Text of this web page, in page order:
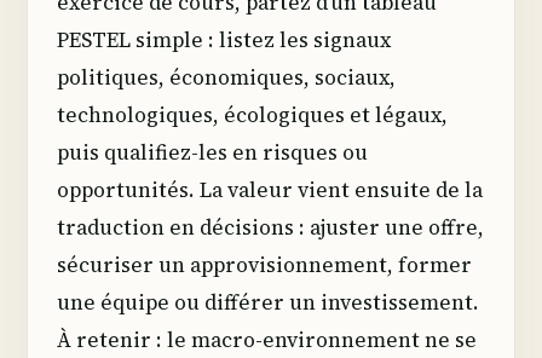
PESTEL simple : listez les signaux
politiques, économiques, sociaux,
technologiques, écologiques et légaux,
puis qualifiez-les en risques ou
opportunités. La valeur vient ensuite de la
traduction en décisions : ajuster une offre,
sécuriser un approvisionnement, former
une équipe ou différer un investissement.
À retenir : le macro-environnement ne se